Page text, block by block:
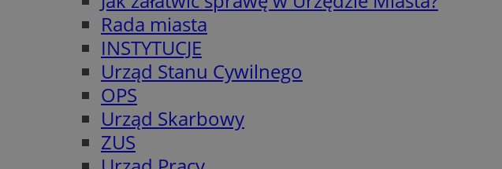
Rada miasta
INSTYTUCJE
Urząd Stanu Cywilnego
OPS
Urząd Skarbowy
ZUS